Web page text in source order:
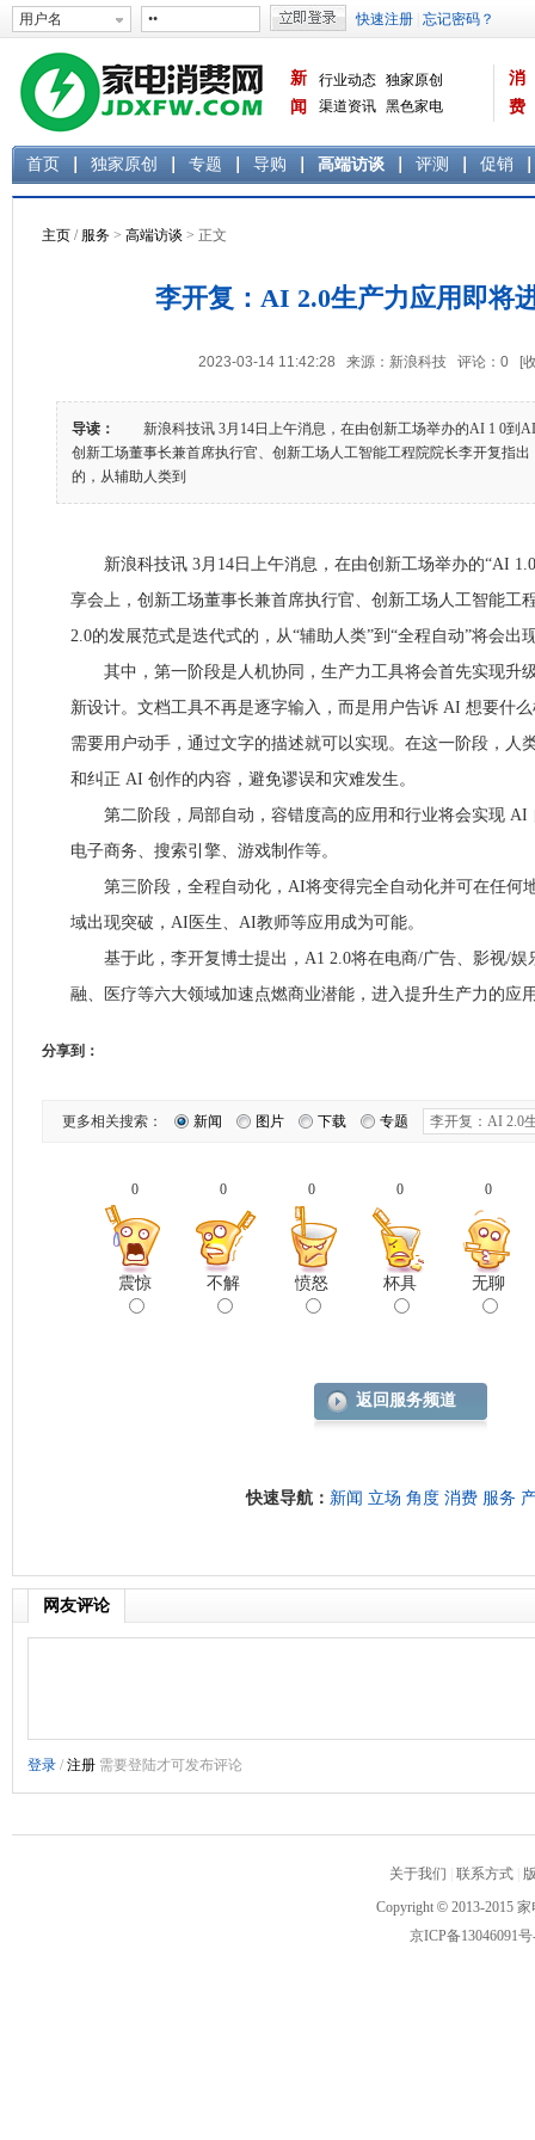
新
闻
行业动态 独家原创
渠道资讯 黑色家电
消
费
首页 独家原创 专题 导购 高端访谈 评测 促销
主页 / 服务 > 高端访谈 > 正文
李开复：AI 2.0生产力应用即将
2023-03-14 11:42:28 来源：新浪科技 评论： 0 [
导读：
新浪科技讯 3月14日上午消息，在由创新工场举办的AI 1 0到
创新工场董事长兼首席执行官、创新工场人工智能工程院院长李开复指
的，从辅助人类到
新浪科技讯 3月14日上午消息，在由创新工场举办的“AI
享会上，创新工场董事长兼首席执行官、创新工场人工智能工
2.0的发展范式是迭代式的，从“辅助人类”到“全程自动”将会出
其中，第一阶段是人机协同，生产力工具将会首先实现升
新设计。文档工具不再是逐字输入，而是用户告诉 AI 想要什
需要用户动手，通过文字的描述就可以实现。在这一阶段，人
和纠正 AI 创作的内容，避免谬误和灾难发生。
第二阶段，局部自动，容错度高的应用和行业将会实现 AI
电子商务、搜索引擎、游戏制作等。
第三阶段，全程自动化，AI将变得完全自动化并可在任何
域出现突破，AI医生、AI教师等应用成为可能。
基于此，李开复博士提出，A1 2.0将在电商/广告、影视/娱
融、医疗等六大领域加速点燃商业潜能，进入提升生产力的应
分享到：
更多相关搜索： 新闻 图片 下载 专题
0
震惊
0
不解
0
愤怒
0
杯具
0
无聊
返回服务频道
快速导航： 新闻 立场 角度 消费 服务
网友评论
关于我们 联系方式
Copyright © 2013-2015
京ICP备13046091号